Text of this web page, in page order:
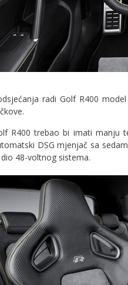
radi Golf R400
R400 trebao bi imati manju
DSG mjenjač sa
48-voltnog sistema.